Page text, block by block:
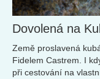
Dovolená na
Země proslavená
Fidelem Castrem. I
při cestování na